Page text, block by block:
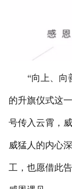
“向上、
的升旗仪式这
号传入云霄，
威猛人的内心
工，也愿借此